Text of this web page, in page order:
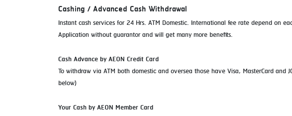
Cashing / Advanced Cash Withdrawal
Instant cash services for 24 Hrs. ATM Domestic. International fee rate depend on
Application without guarantor and will get many more benefits.
Cash Advance by AEON Credit Card
To withdraw via ATM both domestic and oversea those have Visa, MasterCard and
below)
Your Cash by AEON Member Card